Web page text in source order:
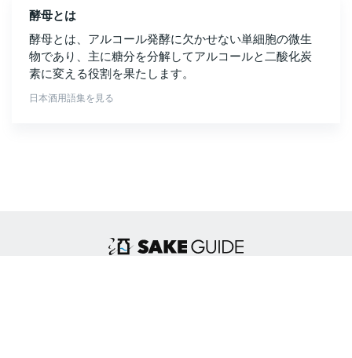
酵母とは
酵母とは、アルコール発酵に欠かせない単細胞の微生
物であり、主に糖分を分解してアルコールと二酸化炭
素に変える役割を果たします。
日本酒用語集を見る